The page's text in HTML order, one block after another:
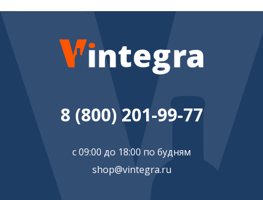
8 (800) 201-99-77
с 09:00 до 18:00 по будням
shop@vintegra.ru